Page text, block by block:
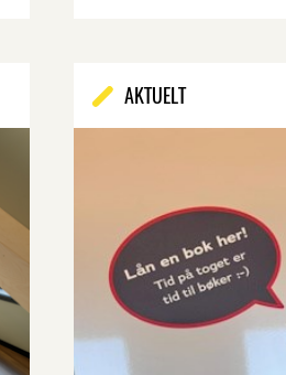
AKTUELT